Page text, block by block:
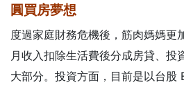
圓買房夢想
度過家庭財務危機後，筋肉媽媽更
月收入扣除生活費後分成房貸、投
大部分。投資方面，目前是以台股